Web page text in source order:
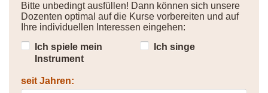
Bitte unbedingt ausfüllen! Dann können sich unsere
Dozenten optimal auf die Kurse vorbereiten und auf
Ihre individuellen Interessen eingehen:
Ich spiele mein
Instrument
Ich singe
seit Jahren: